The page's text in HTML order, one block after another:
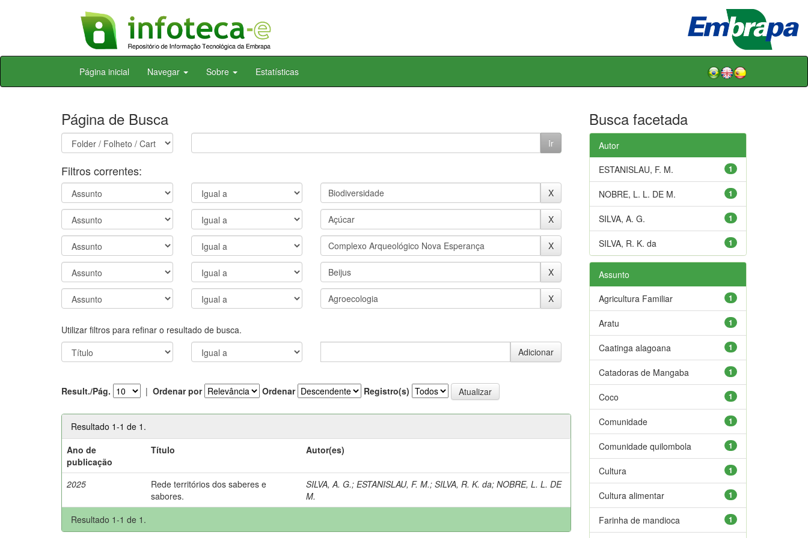
Skip
Página inicial Navegar Sobre Estatísticas
Página de Busca
Filtros correntes:
Utilizar filtros para refinar o resultado de busca.
Result./Pág. | Ordenar por Ordenar Registro(s)
Resultado 1-1 de 1.
Ano de
publicação
Título Autor(es)
2025
Rede territórios dos saberes e
sabores.
SILVA, A. G.;ESTANISLAU, F. M.;SILVA, R. K. da;NOBRE, L. L. DE
M.
Resultado 1-1 de 1.
Busca facetada
Autor
1
ESTANISLAU, F. M.
1
NOBRE, L. L. DE M.
1
SILVA, A. G.
1
SILVA, R. K. da
Assunto
1
Agricultura Familiar
1
Aratu
1
Caatinga alagoana
1
Catadoras de Mangaba
1
Coco
1
Comunidade
1
Comunidade quilombola
1
Cultura
1
Cultura alimentar
1
Farinha de mandioca